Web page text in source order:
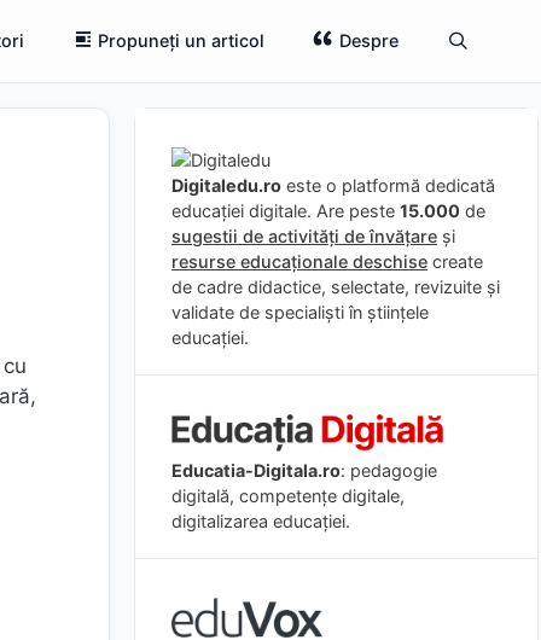
Propuneți un articol Despre
Digitaledu.ro este o platformă dedicată
educației digitale. Are peste 15.000 de
sugestii de activități de învățare și
resurse educaționale deschise create
de cadre didactice, selectate, revizuite și
validate de specialiști în științele
educației.
Educatia-Digitala.ro: pedagogie
digitală, competențe digitale,
digitalizarea educației.